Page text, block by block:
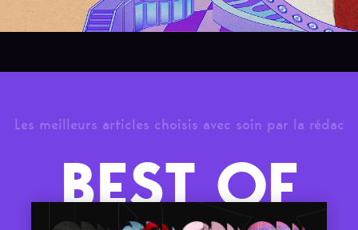
Les meilleurs articles choisis avec soin par la rédac
BEST OF